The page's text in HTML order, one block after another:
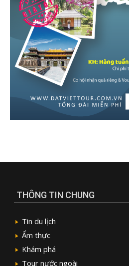
THÔNG TIN CHUNG
Tin du lịch
Ẩm thực
Khám phá
Tour nước ngoài